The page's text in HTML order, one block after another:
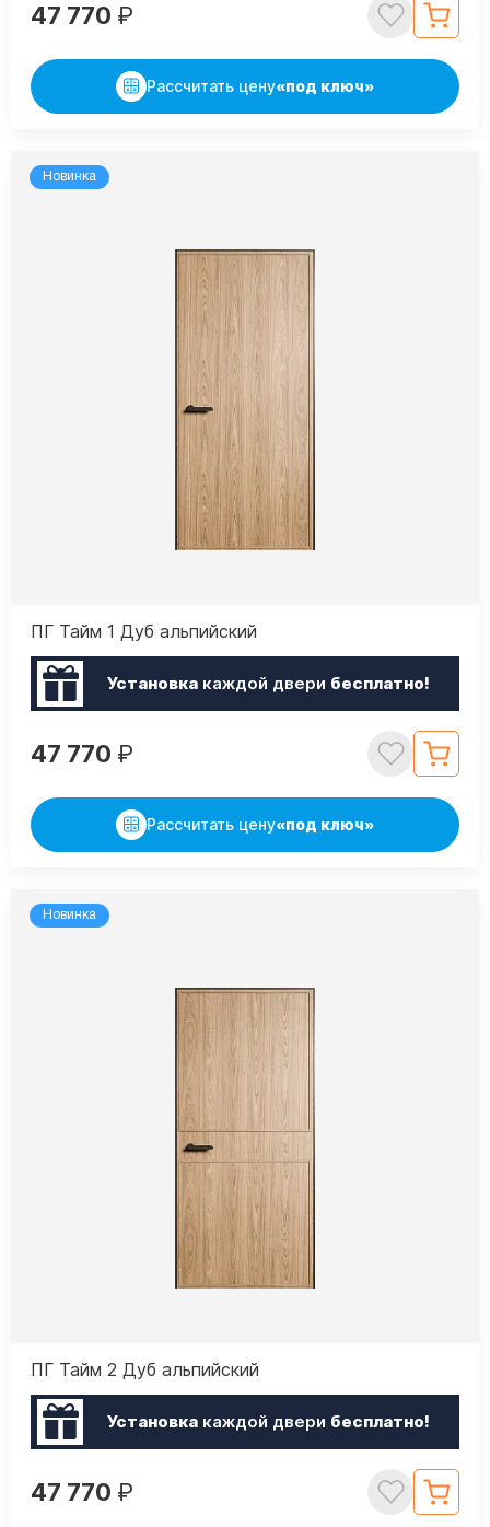
47 770 ₽
Рассчитать цену«под ключ»
Новинка
ПГ Тайм 1 Дуб альпийский
Установкакаждой двери бесплатно!
47 770 ₽
Рассчитать цену«под ключ»
Новинка
ПГ Тайм 2 Дуб альпийский
Установкакаждой двери бесплатно!
47 770 ₽